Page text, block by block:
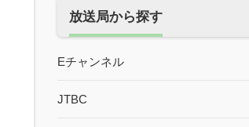
放送局から探す
Eチャンネル
JTBC